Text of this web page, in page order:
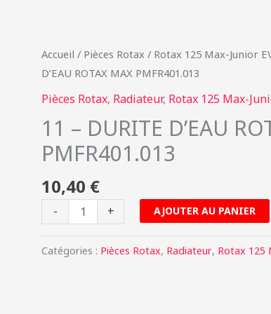
Accueil / Pièces Rotax / Rotax 125 Max-Junior
D’EAU ROTAX MAX PMFR401.013
Pièces Rotax, Radiateur, Rotax 125 Max-
11 – DURITE D’EAU
PMFR401.013
10,40 €
-
quantité
de
11
DURITE
D'EAU
MAX
PMFR401.013+ AJOUTER AU PANIER
Catégories : Pièces Rotax, Radiateur, Rotax 125